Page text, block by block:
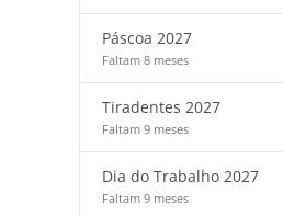
Páscoa 2027
Faltam 8 meses
Tiradentes 2027
Faltam 9 meses
Dia do Trabalho 2027
Faltam 9 meses